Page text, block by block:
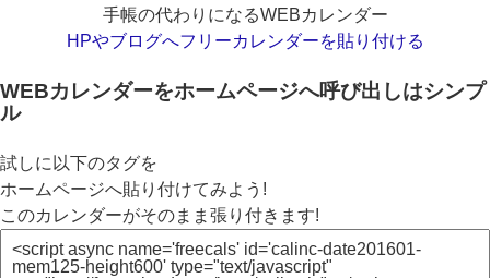
手帳の代わりになるWEBカレンダー
HPやブログへフリーカレンダーを貼り付ける
WEBカレンダーをホームページへ呼び出しはシンプ
ル
試しに以下のタグを
ホームページへ貼り付けてみよう!
このカレンダーがそのまま張り付きます!